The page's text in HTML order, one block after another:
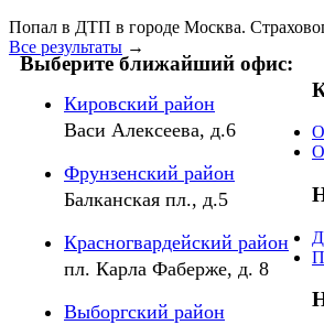
Попал в ДТП в городе Москва.
Все результаты →
Выберите ближайший офис:
Кировский район
Васи Алексеева, д.6
Фрунзенский район
Балканская пл., д.5
Красногвардейский район
пл. Карла Фаберже, д. 8
Выборгский район